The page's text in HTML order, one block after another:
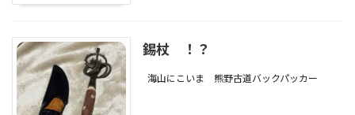
錫杖 ！？
海山にこいま 熊野古道バックパッカー